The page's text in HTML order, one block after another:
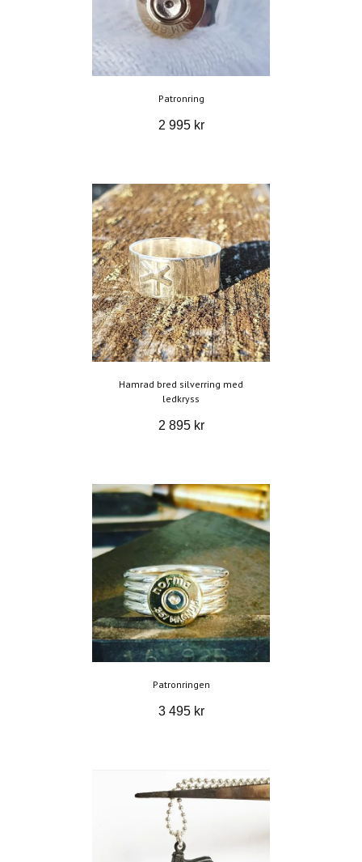
Patronring
2 995 kr
Hamrad bred silverring med
ledkryss
2 895 kr
Patronringen
3 495 kr